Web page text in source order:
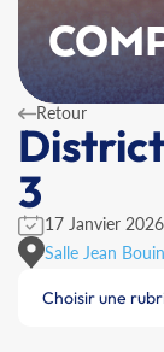
Retour
3
17 Janvier 2026
Salle Jean
Choisir une